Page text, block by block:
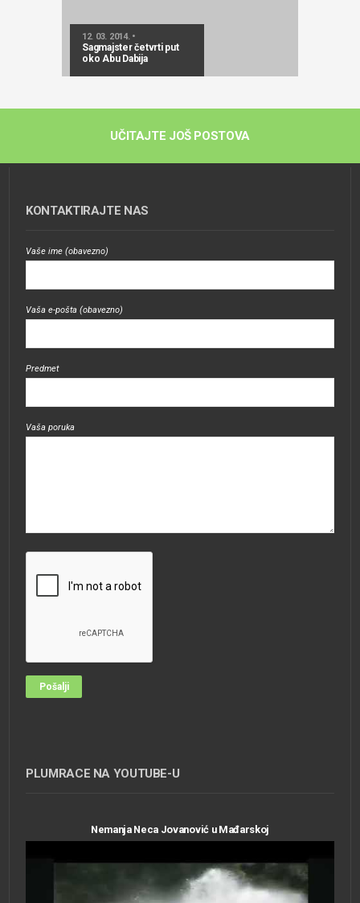
12. 03. 2014. •
Sagmajster četvrti put
oko Abu Dabija
UČITAJTE JOŠ POSTOVA
KONTAKTIRAJTE NAS
Vaše ime (obavezno)
Vaša e-pošta (obavezno)
Predmet
Vaša poruka
PLUMRACE NA YOUTUBE-U
Nemanja Neca Jovanović u Mađarskoj